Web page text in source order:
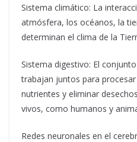
Sistema climático: La
atmósfera, los océanos, la
determinan el clima de la
Sistema digestivo: El
trabajan juntos para
nutrientes y eliminar
vivos, como humanos y
Redes neuronales en el